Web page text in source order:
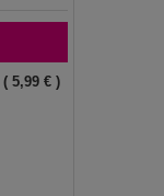
( 5,99 € )